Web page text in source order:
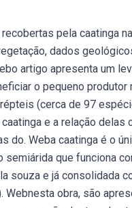
pela caatinga
dados
artigo apresenta um
o pequeno
(cerca de 97
e a relação
do. Weba caatinga é o
semiárida que funciona
souza e já consolidada
Webnesta obra, são